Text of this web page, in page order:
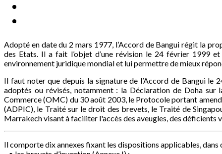
Adopté en date du 2 mars 1977, l’Accord de Bangui régit la
des Etats. Il a fait l’objet d’une révision le 24 février 1999
environnement juridique mondial et lui permettre de mieux
Il faut noter que depuis la signature de l’Accord de Bangui
adoptés ou révisés, notamment : la Déclaration de Doha
Commerce (OMC) du 30 août 2003, le Protocole portant
(ADPIC), le Traité sur le droit des brevets, le Traité de
Marrakech visant à faciliter l'accès des aveugles, des
Il comporte dix annexes fixant les dispositions applicables, dans